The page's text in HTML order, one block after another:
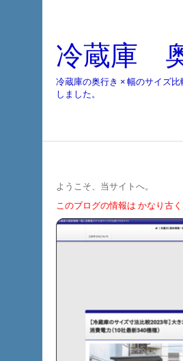
冷蔵庫
冷蔵庫の奥行き × 幅のサイズ
しました。
ようこそ、当サイトへ。
このブログの情報は かなり古